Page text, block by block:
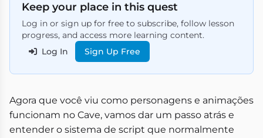
Keep your place in this quest
Log in or sign up for free to subscribe, follow lesson
progress, and access more learning content.
Log In
Sign Up Free
Agora que você viu como personagens e animações
funcionam no Cave, vamos dar um passo atrás e
entender o sistema de script que normalmente